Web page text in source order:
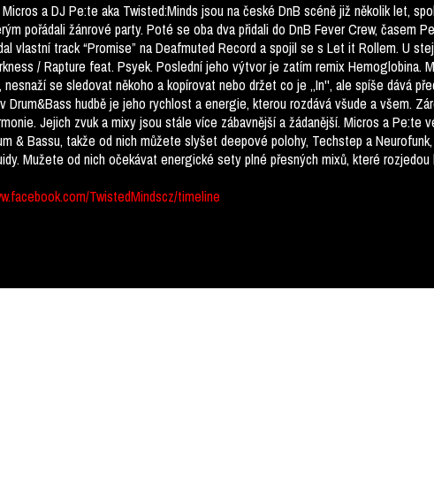
a DJ Pe:te aka Twisted:Minds jsou na české DnB scéně již několik let,
pořádali žánrové party. Poté se oba dva přidali do DnB Fever Crew, časem
vlastní track “Promise” na Deafmuted Record a spojil se s Let it Rollem. U
/ Rapture feat. Psyek. Poslední jeho výtvor je zatím remix Hemoglobina.
nesnaží se sledovat někoho a kopírovat nebo držet co je ,,In'', ale spíše dává
Drum&Bass hudbě je jeho rychlost a energie, kterou rozdává všude a všem.
Jejich zvuk a mixy jsou stále více zábavnější a žádanější. Micros a Pe:te
& Bassu, takže od nich můžete slyšet deepové polohy, Techstep a
Mužete od nich očekávat energické sety plné přesných mixů, které rozjedou
TwistedMindscz/timeline